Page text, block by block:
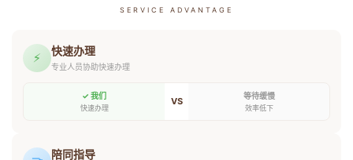
SERVICE ADVANTAGE
⚡ 快速办理
专业人员协助快速办理
✓ 我们
快速办理
VS 等待缓慢
效率低下
陪同指导